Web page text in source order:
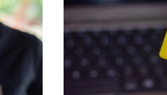
janeiro:
consulta
liberada,
novas